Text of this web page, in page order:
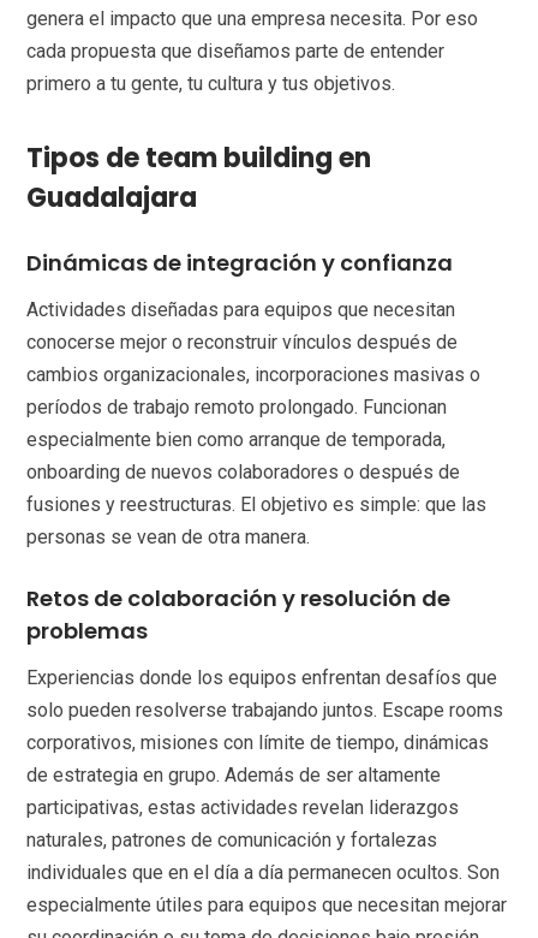
genera el impacto que una empresa necesita. Por eso
cada propuesta que diseñamos parte de entender
primero a tu gente, tu cultura y tus objetivos.
Tipos de team building en
Guadalajara
Dinámicas de integración y confianza
Actividades diseñadas para equipos que necesitan
conocerse mejor o reconstruir vínculos después de
cambios organizacionales, incorporaciones masivas o
períodos de trabajo remoto prolongado. Funcionan
especialmente bien como arranque de temporada,
onboarding de nuevos colaboradores o después de
fusiones y reestructuras. El objetivo es simple: que las
personas se vean de otra manera.
Retos de colaboración y resolución de
problemas
Experiencias donde los equipos enfrentan desafíos que
solo pueden resolverse trabajando juntos. Escape rooms
corporativos, misiones con límite de tiempo, dinámicas
de estrategia en grupo. Además de ser altamente
participativas, estas actividades revelan liderazgos
naturales, patrones de comunicación y fortalezas
individuales que en el día a día permanecen ocultos. Son
especialmente útiles para equipos que necesitan mejorar